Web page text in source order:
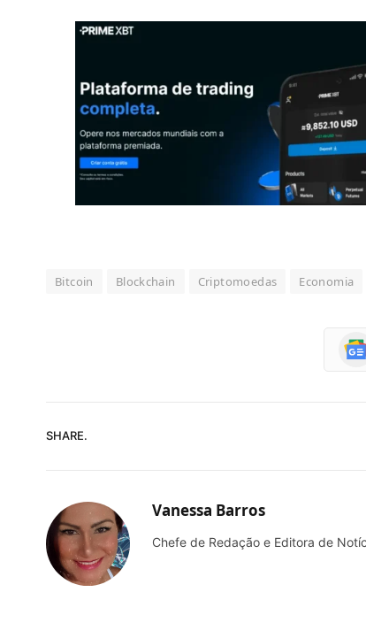
Bitcoin Blockchain Criptomoedas Economia
SHARE.
Vanessa Barros
Chefe de Redação e Editora de